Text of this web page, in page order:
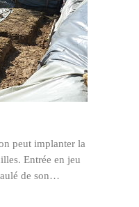
peut implanter la
Entrée en jeu
de son…